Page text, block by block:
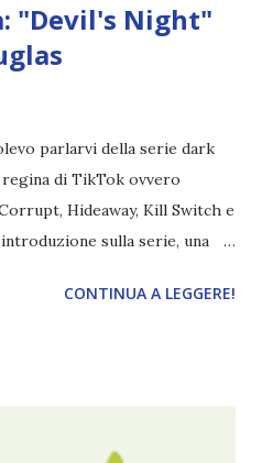
"Devil's Night"
parlarvi della serie dark
di TikTok ovvero
Hideaway, Kill Switch e
sulla serie, una
sui libri singoli. I libri sono in
Compton Editori
CONTINUA A LEGGERE!